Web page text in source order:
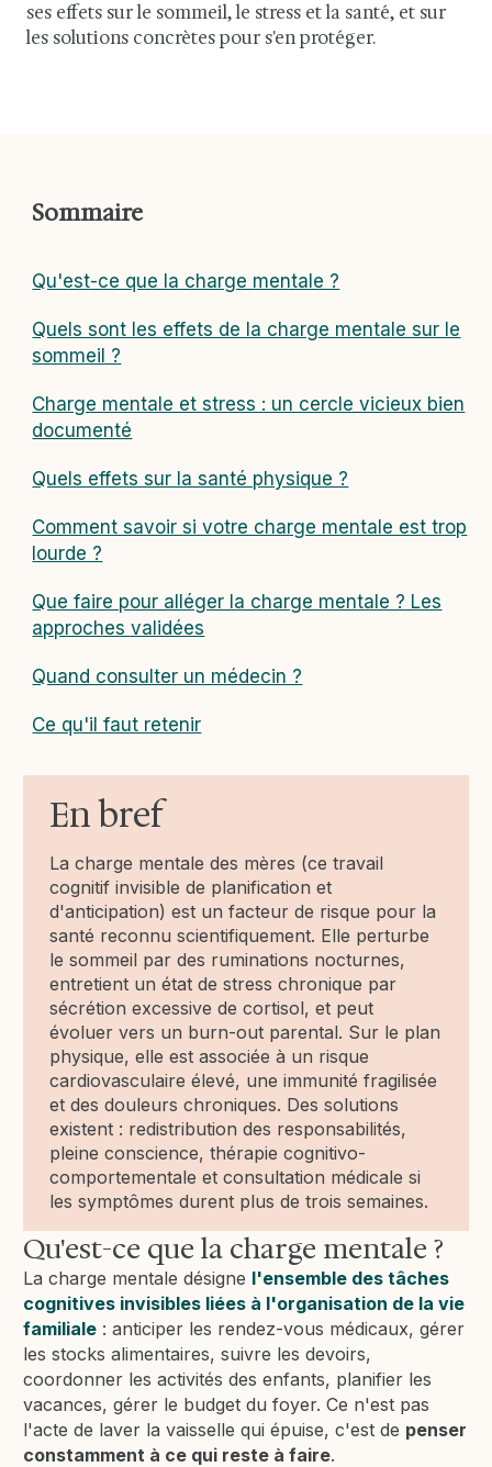
ses effets sur le sommeil, le stress et la santé, et sur
les solutions concrètes pour s'en protéger.
En bref
La charge mentale des mères (ce travail
cognitif invisible de planification et
d'anticipation) est un facteur de risque pour la
santé reconnu scientifiquement. Elle perturbe
le sommeil par des ruminations nocturnes,
entretient un état de stress chronique par
sécrétion excessive de cortisol, et peut
évoluer vers un burn-out parental. Sur le plan
physique, elle est associée à un risque
cardiovasculaire élevé, une immunité fragilisée
et des douleurs chroniques. Des solutions
existent : redistribution des responsabilités,
pleine conscience, thérapie cognitivo-
comportementale et consultation médicale si
les symptômes durent plus de trois semaines.
Qu'est-ce que la charge mentale ?
La charge mentale désigne l'ensemble des tâches
cognitives invisibles liées à l'organisation de la vie
familiale : anticiper les rendez-vous médicaux, gérer
les stocks alimentaires, suivre les devoirs,
coordonner les activités des enfants, planifier les
vacances, gérer le budget du foyer. Ce n'est pas
l'acte de laver la vaisselle qui épuise, c'est de penser
constamment à ce qui reste à faire.
Sommaire
Qu'est-ce que la charge mentale ?
Quels sont les effets de la charge mentale sur le
sommeil ?
Charge mentale et stress : un cercle vicieux bien
documenté
Quels effets sur la santé physique ?
Comment savoir si votre charge mentale est trop
lourde ?
Que faire pour alléger la charge mentale ? Les
approches validées
Quand consulter un médecin ?
Ce qu'il faut retenir